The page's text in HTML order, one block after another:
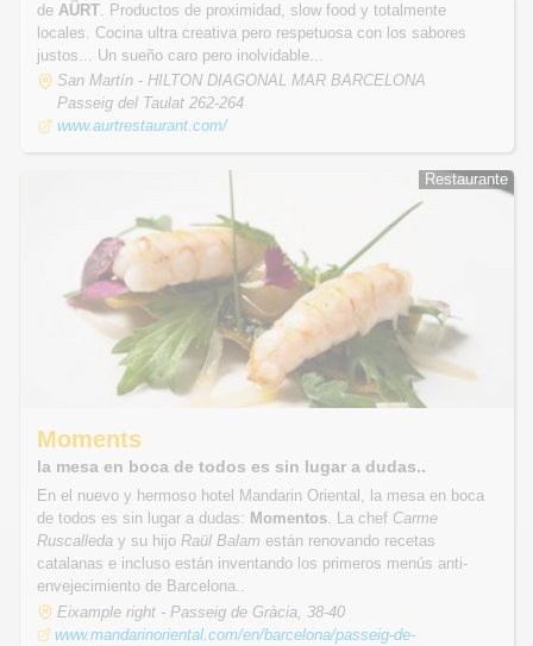
de AÜRT. Productos de proximidad, slow food y totalmente
locales. Cocina ultra creativa pero respetuosa con los sabores
justos... Un sueño caro pero inolvidable...
San Martín - HILTON DIAGONAL MAR BARCELONA
Passeig del Taulat 262-264
www.aurtrestaurant.com/
Restaurante
Restaurante
Moments
la mesa en boca de todos es sin lugar a dudas..
En el nuevo y hermoso hotel Mandarin Oriental, la mesa en boca
de todos es sin lugar a dudas: Momentos. La chef Carme
Ruscalleda y su hijoRaül Balam están renovando recetas
catalanas e incluso están inventando los primeros menús anti-
envejecimiento de Barcelona..
Eixample right - Passeig de Gràcia, 38-40
www.mandarinoriental.com/en/barcelona/passeig-de-